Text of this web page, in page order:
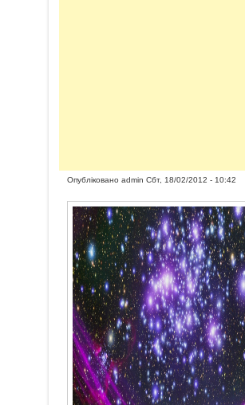
Опублікованоadmin Сбт, 18/02/2012 - 10:42